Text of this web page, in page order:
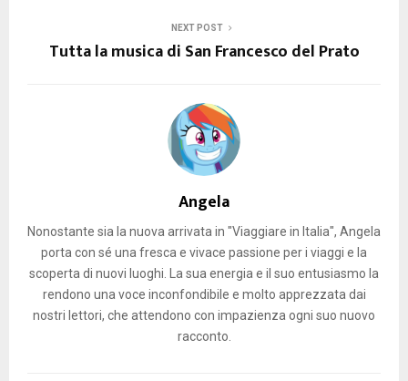
NEXT POST
Tutta la musica di San Francesco del Prato
Angela
Nonostante sia la nuova arrivata in "Viaggiare in Italia", Angela
porta con sé una fresca e vivace passione per i viaggi e la
scoperta di nuovi luoghi. La sua energia e il suo entusiasmo la
rendono una voce inconfondibile e molto apprezzata dai
nostri lettori, che attendono con impazienza ogni suo nuovo
racconto.